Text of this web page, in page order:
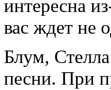
интересна
вас ждет не
Блум,
песни. При